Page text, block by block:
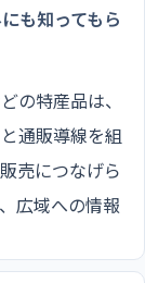
も知ってもら
の特産品は、
通販導線を組
売につなげら
広域への情報